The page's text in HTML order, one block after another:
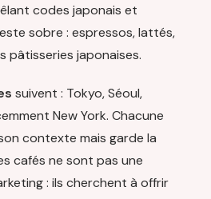
codes japonais et
sobre : espressos, lattés,
pâtisseries japonaises.
suivent : Tokyo, Séoul,
New York. Chacune
contexte mais garde la
cafés ne sont pas une
: ils cherchent à offrir